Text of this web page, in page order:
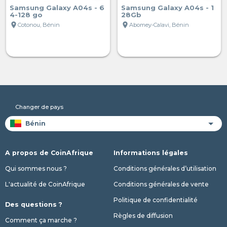
Samsung Galaxy A04s - 6
4-128 go
location_on Cotonou, Bénin
Samsung Galaxy A04s - 1
28Gb
location_on Abomey-Calavi, Bénin
Changer de pays
A propos de CoinAfrique
Qui sommes nous ?
L'actualité de CoinAfrique
Des questions ?
Comment ça marche ?
Informations légales
Conditions générales d’utilisation
Conditions générales de vente
Politique de confidentialité
Règles de diffusion